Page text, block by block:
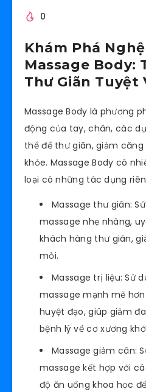
0
Khám Phá
Massage Body:
Thư Giãn Tuyệt
Massage Body là phương
động của tay, chân, các
thể để thư giãn, giảm
khỏe. Massage Body có
loại có những tác dụng
Massage thư giãn:
massage nhẹ nhàng,
khách hàng thư giãn,
mỏi.
Massage trị liệu: Sử
massage mạnh mẽ
huyệt đạo, giúp giảm
bệnh lý về cơ xương
Massage giảm cân:
massage kết hợp với
độ ăn uống khoa học